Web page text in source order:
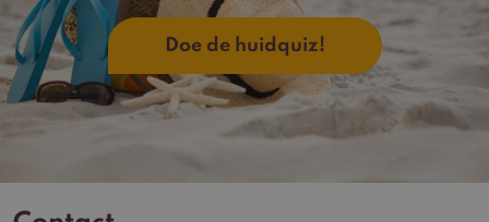
Doe de huidquiz!